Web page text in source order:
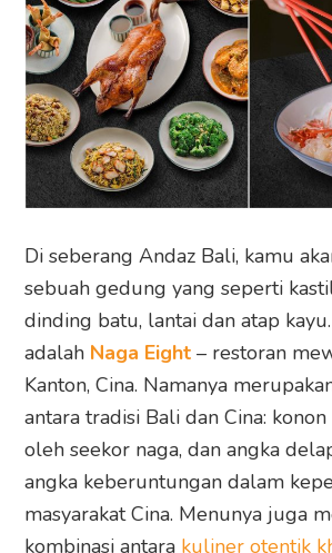
Di seberang Andaz Bali, kamu
sebuah gedung yang seperti
dinding batu, lantai dan atap
adalah Naga Eight – restoran
Kanton, Cina. Namanya
antara tradisi Bali dan Cina:
oleh seekor naga, dan angka
angka keberuntungan dalam
masyarakat Cina. Menunya juga
kombinasi antara kuliner otentik